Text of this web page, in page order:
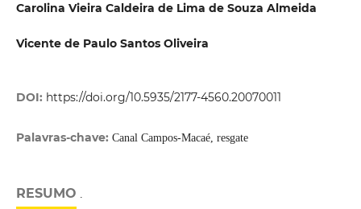
Carolina Vieira Caldeira de Lima de Souza Almeida
Vicente de Paulo Santos Oliveira
DOI: https://doi.org/10.5935/2177-4560.20070011
Palavras-chave: Canal Campos-Macaé, resgate
RESUMO .